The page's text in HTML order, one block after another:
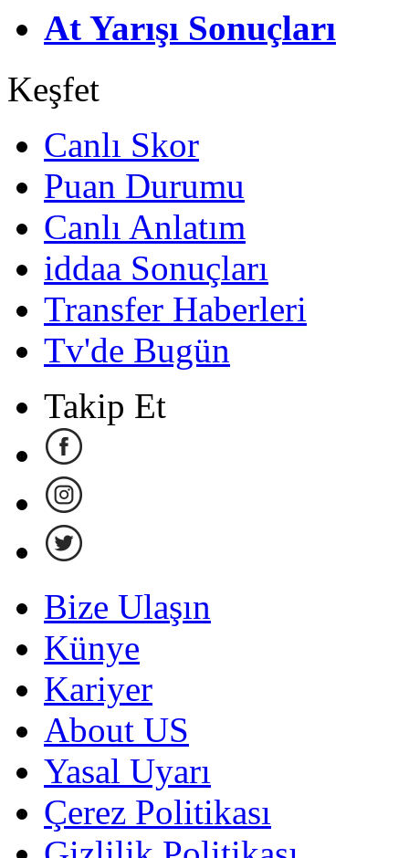
At Yarışı Sonuçları
Keşfet
Canlı Skor
Puan Durumu
Canlı Anlatım
iddaa Sonuçları
Transfer Haberleri
Tv'de Bugün
Takip Et
Bize Ulaşın
Künye
Kariyer
About US
Yasal Uyarı
Çerez Politikası